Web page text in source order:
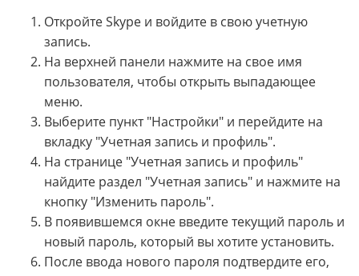
Откройте Skype и войдите в свою учетную
запись.
На верхней панели нажмите на свое имя
пользователя, чтобы открыть выпадающее
меню.
Выберите пункт "Настройки" и перейдите на
вкладку "Учетная запись и профиль".
На странице "Учетная запись и профиль"
найдите раздел "Учетная запись" и нажмите на
кнопку "Изменить пароль".
В появившемся окне введите текущий пароль и
новый пароль, который вы хотите установить.
После ввода нового пароля подтвердите его,